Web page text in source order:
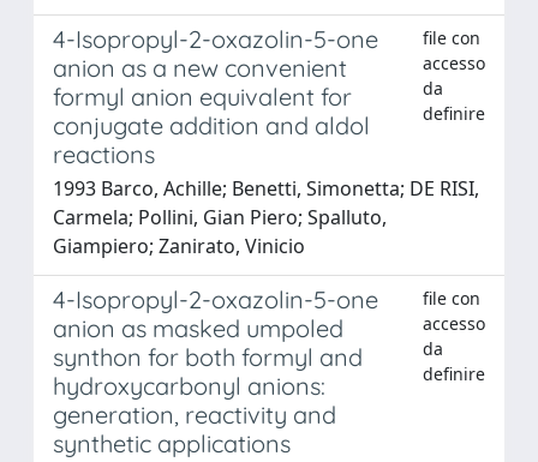
4-Isopropyl-2-oxazolin-5-one
anion as a new convenient
formyl anion equivalent for
conjugate addition and aldol
reactions
file con
accesso
da
definire
1993 Barco, Achille; Benetti, Simonetta; DE RISI,
Carmela; Pollini, Gian Piero; Spalluto,
Giampiero; Zanirato, Vinicio
4-Isopropyl-2-oxazolin-5-one
anion as masked umpoled
synthon for both formyl and
hydroxycarbonyl anions:
generation, reactivity and
synthetic applications
file con
accesso
da
definire